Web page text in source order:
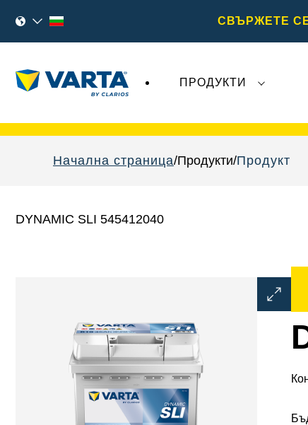
СВЪРЖЕТЕ
ПРОДУКТИ
Начална страница Продукти Продукт
DYNAMIC SLI 545412040
на